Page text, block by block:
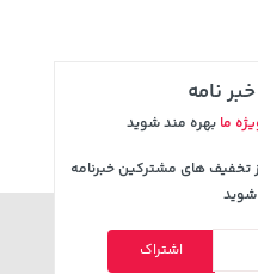
607,800 تومان
659,900
نامه
ما بهره مند شوید
تخفیف های مشترکین خبرنامه
شوید
اشتراک